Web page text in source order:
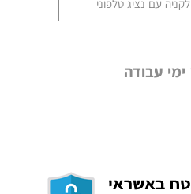
לקניה עם נציג טלפוני